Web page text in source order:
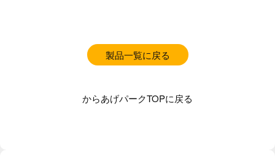
製品一覧に戻る
からあげパークTOPに戻る